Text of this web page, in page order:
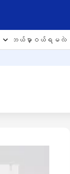
ဘယ်မှာဝယ်ရမလဲ